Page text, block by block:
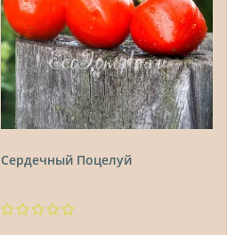
Сердечный Поцелуй